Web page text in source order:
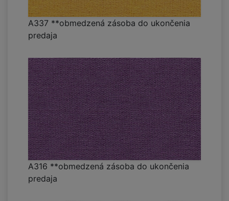
A337 **obmedzená zásoba do ukončenia
predaja
A316 **obmedzená zásoba do ukončenia
predaja